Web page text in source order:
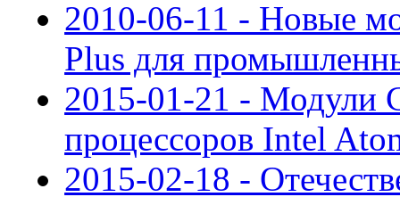
2010-06-11 - Новые
Plus для
2015-01-21 - Модули
процессоров Intel
2015-02-18 -